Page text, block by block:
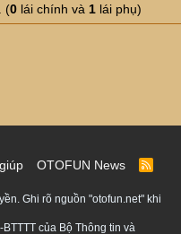
(0 lái chính và 1 lái phụ)
OTOFUN News
R
S
Ghi rõ nguồn "otofun.net" khi
của Bộ Thông tin và